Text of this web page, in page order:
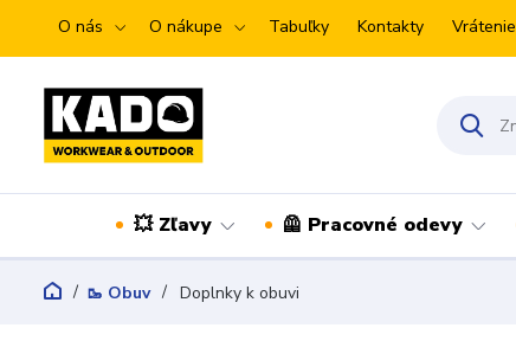
O nás O nákupe Tabuľky Kontakty Vrátenie
💥 Zľavy 🦺 Pracovné odevy
🥾 Obuv Doplnky k obuvi